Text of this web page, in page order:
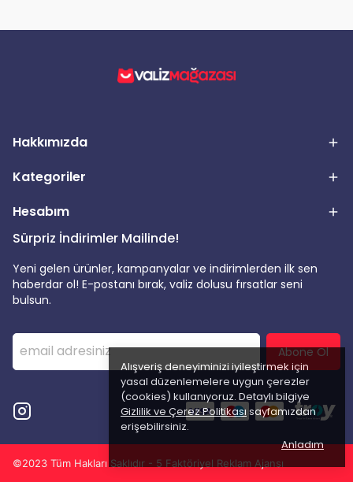
Alışveriş deneyiminizi iyileştirmek için
yasal düzenlemelere uygun çerezler
(cookies) kullanıyoruz. Detaylı bilgiye
Gizlilik ve Çerez Politikası sayfamızdan
erişebilirsiniz.
Anladım
Hakkımızda
Kategoriler
Hesabım
Sürpriz İndirimler Mailinde!
Yeni gelen ürünler, kampanyalar ve indirimlerden ilk sen
haberdar ol! E-postanı bırak, valiz dolusu fırsatlar seni
bulsun.
Abone Ol
©2023 Tüm Hakları Saklıdır - 5 Faktöriyel Reklam Ajansı